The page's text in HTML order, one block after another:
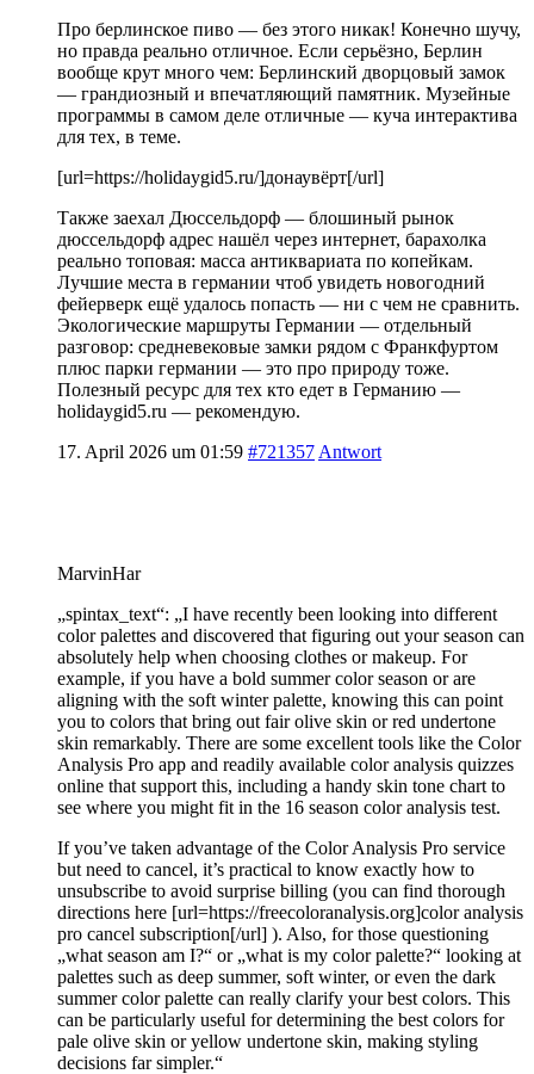
Про берлинское пиво — без этого никак! Конечно шучу,
но правда реально отличное. Если серьёзно, Берлин
вообще крут много чем: Берлинский дворцовый замок
— грандиозный и впечатляющий памятник. Музейные
программы в самом деле отличные — куча интерактива
для тех, в теме.
[url=https://holidaygid5.ru/]донаувёрт[/url]
Также заехал Дюссельдорф — блошиный рынок
дюссельдорф адрес нашёл через интернет, барахолка
реально топовая: масса антиквариата по копейкам.
Лучшие места в германии чтоб увидеть новогодний
фейерверк ещё удалось попасть — ни с чем не сравнить.
Экологические маршруты Германии — отдельный
разговор: средневековые замки рядом с Франкфуртом
плюс парки германии — это про природу тоже.
Полезный ресурс для тех кто едет в Германию —
holidaygid5.ru — рекомендую.
17. April 2026 um 01:59 #721357 Antwort
MarvinHar
„spintax_text“: „I have recently been looking into different
color palettes and discovered that figuring out your season can
absolutely help when choosing clothes or makeup. For
example, if you have a bold summer color season or are
aligning with the soft winter palette, knowing this can point
you to colors that bring out fair olive skin or red undertone
skin remarkably. There are some excellent tools like the Color
Analysis Pro app and readily available color analysis quizzes
online that support this, including a handy skin tone chart to
see where you might fit in the 16 season color analysis test.
If you’ve taken advantage of the Color Analysis Pro service
but need to cancel, it’s practical to know exactly how to
unsubscribe to avoid surprise billing (you can find thorough
directions here [url=https://freecoloranalysis.org]color analysis
pro cancel subscription[/url] ). Also, for those questioning
„what season am I?“ or „what is my color palette?“ looking at
palettes such as deep summer, soft winter, or even the dark
summer color palette can really clarify your best colors. This
can be particularly useful for determining the best colors for
pale olive skin or yellow undertone skin, making styling
decisions far simpler.“